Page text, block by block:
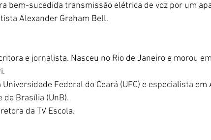
bem-sucedida transmissão elétrica de voz por um
Alexander Graham Bell.
e jornalista. Nasceu no Rio de Janeiro e morou
Federal do Ceará (UFC) e especialista em
de Brasília (UnB).
da TV Escola.